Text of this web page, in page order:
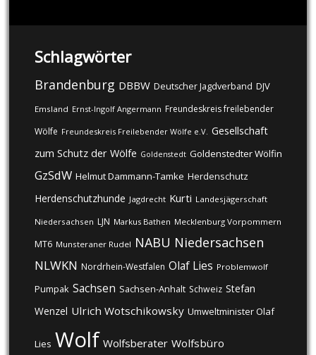
Schlagwörter
Brandenburg DBBW Deutscher Jagdverband DJV
Emsland Ernst-Ingolf Angermann Freundeskreis freilebender
Wölfe Freundeskreis Freilebender Wölfe e.V. Gesellschaft
zum Schutz der Wölfe Goldenstedt Goldenstedter Wölfin
GzSdW Helmut Dammann-Tamke Herdenschutz
Herdenschutzhunde Jagdrecht Kurti Landesjägerschaft
Niedersachsen LJN Markus Bathen Mecklenburg Vorpommern
MT6 Munsteraner Rudel NABU Niedersachsen
NLWKN Nordrhein-Westfalen Olaf Lies Problemwolf
Pumpak Sachsen Sachsen-Anhalt Schweiz Stefan
Wenzel Ulrich Wotschikowsky Umweltminister Olaf
Lies Wolf Wolfsberater Wolfsbüro